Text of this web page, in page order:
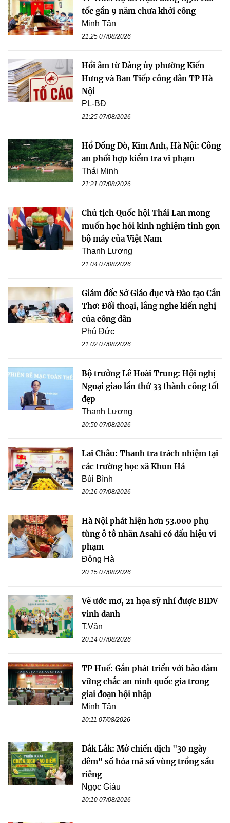
tốc gần 9 năm chưa khởi công
Minh Tân
21:25 07/08/2026
Hồi âm từ Đảng ủy phường Kiến
Hưng và Ban Tiếp công dân TP Hà
Nội
PL-BĐ
21:25 07/08/2026
Hồ Đồng Đò, Kim Anh, Hà Nội: Công
an phối hợp kiểm tra vi phạm
Thái Minh
21:21 07/08/2026
Chủ tịch Quốc hội Thái Lan mong
muốn học hỏi kinh nghiệm tinh gọn
bộ máy của Việt Nam
Thanh Lương
21:04 07/08/2026
Giám đốc Sở Giáo dục và Đào tạo Cần
Thơ: Đối thoại, lắng nghe kiến nghị
của công dân
Phú Đức
21:02 07/08/2026
Bộ trưởng Lê Hoài Trung: Hội nghị
Ngoại giao lần thứ 33 thành công tốt
đẹp
Thanh Lương
20:50 07/08/2026
Lai Châu: Thanh tra trách nhiệm tại
các trường học xã Khun Há
Bùi Bình
20:16 07/08/2026
Hà Nội phát hiện hơn 53.000 phụ
tùng ô tô nhãn Asahi có dấu hiệu vi
phạm
Đông Hà
20:15 07/08/2026
Vẽ ước mơ, 21 họa sỹ nhí được BIDV
vinh danh
T.Vân
20:14 07/08/2026
TP Huế: Gắn phát triển với bảo đảm
vững chắc an ninh quốc gia trong
giai đoạn hội nhập
Minh Tân
20:11 07/08/2026
Đắk Lắk: Mở chiến dịch "30 ngày
đêm" số hóa mã số vùng trồng sầu
riêng
Ngọc Giàu
20:10 07/08/2026